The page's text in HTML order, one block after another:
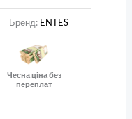
Бренд: ENTES
Чесна ціна без
переплат